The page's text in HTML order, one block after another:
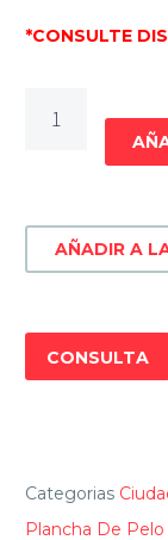
*CONSULTE
GA.MA
ELEGANCE
cantidad
AÑADIR A
CONSULTA
Categorias
Plancha De Pelo